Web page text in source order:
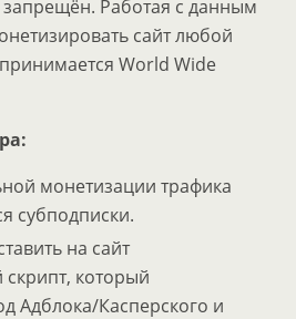
Работая с данным
сайт любой
World Wide
монетизации трафика
субподписки.
на сайт
который
Адблока/Касперского и